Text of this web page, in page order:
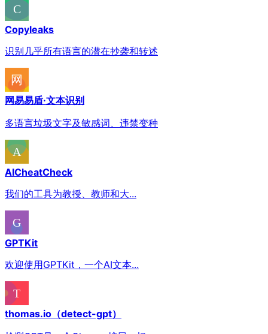
Copyleaks
识别几乎所有语言的潜在抄袭和转述
网易易盾·文本识别
多语言垃圾文字及敏感词、违禁变种
AICheatCheck
我们的工具为教授、教师和大...
GPTKit
欢迎使用GPTKit，一个AI文本...
thomas.io（detect-gpt）